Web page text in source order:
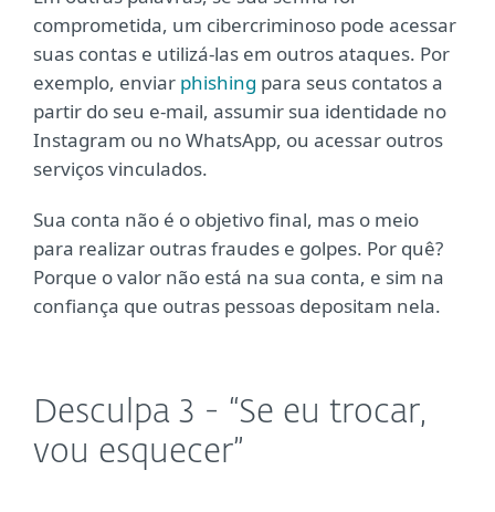
comprometida, um cibercriminoso pode acessar
suas contas e utilizá-las em outros ataques. Por
exemplo, enviar phishing para seus contatos a
partir do seu e-mail, assumir sua identidade no
Instagram ou no WhatsApp, ou acessar outros
serviços vinculados.
Sua conta não é o objetivo final, mas o meio
para realizar outras fraudes e golpes. Por quê?
Porque o valor não está na sua conta, e sim na
confiança que outras pessoas depositam nela.
Desculpa 3 - “Se eu trocar,
vou esquecer”